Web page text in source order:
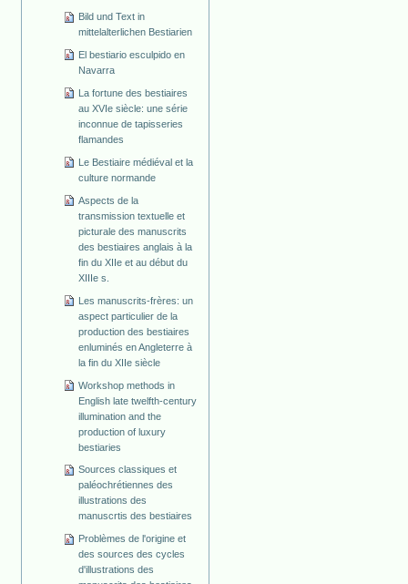
Bild und Text in
mittelalterlichen Bestiarien
El bestiario esculpido en
Navarra
La fortune des bestiaires
au XVIe siècle: une série
inconnue de tapisseries
flamandes
Le Bestiaire médiéval et la
culture normande
Aspects de la
transmission textuelle et
picturale des manuscrits
des bestiaires anglais à la
fin du XIIe et au début du
XIIIe s.
Les manuscrits-frères: un
aspect particulier de la
production des bestiaires
enluminés en Angleterre à
la fin du XIIe siècle
Workshop methods in
English late twelfth-century
illumination and the
production of luxury
bestiaries
Sources classiques et
paléochrétiennes des
illustrations des
manuscrtis des bestiaires
Problèmes de l'origine et
des sources des cycles
d'illustrations des